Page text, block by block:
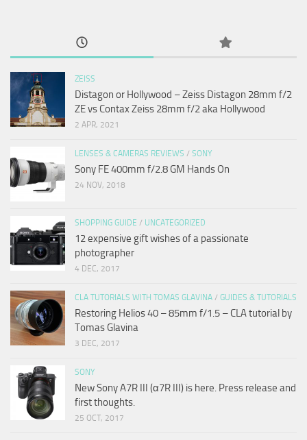
ZEISS
Distagon or Hollywood – Zeiss Distagon 28mm f/2
ZE vs Contax Zeiss 28mm f/2 aka Hollywood
2 APR, 2021
LENSES & CAMERAS REVIEWS / SONY
Sony FE 400mm f/2.8 GM Hands On
24 NOV, 2018
SHOPPING GUIDE / UNCATEGORIZED
12 expensive gift wishes of a passionate
photographer
4 DEC, 2017
CLA TUTORIALS WITH TOMAS GLAVINA / GUIDES & TUTORIALS
Restoring Helios 40 – 85mm f/1.5 – CLA tutorial by
Tomas Glavina
3 DEC, 2017
SONY
New Sony A7R III (α7R III) is here. Press release and
first thoughts.
25 OCT, 2017